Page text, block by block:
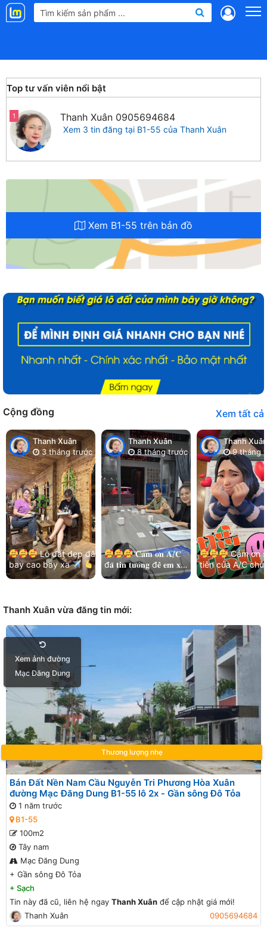
Landmap
Top tư vấn viên nổi bật
1 Thanh Xuân 0905694684
Xem 3 tin đăng tại B1-55 của Thanh Xuân
Xem B1-55 trên bản đồ
Cộng đồng Xem tất cả
Thanh Xuân
3 tháng trước
Lô đất đẹp đã
bay cao bay xa
Cảm ơn chị chủ đất
Thanh Xuân
8 tháng trước
𝐂𝐚̉𝐦 𝐨̛𝐧 𝐀/𝐂
đ𝐚̃ 𝐭𝐢𝐧 𝐭𝐮̛𝐨̛̉𝐧𝐠 đ𝐞̂̉ 𝐞𝐦 𝐱𝐮̛̉
𝐥𝐲́ 𝐡𝐞̂́𝐭 𝐦𝐨̣𝐢 𝐯𝐢𝐞̣̂𝐜!
Thanh Xuân
9 tháng
Cảm ơn
tiên của A/C chủ
và kết nối nhẹ
Thanh Xuân vừa đăng tin mới:
Xem ảnh đường
Mạc Đăng Dung
Thương lượng nhẹ
Bán Đất Nền Nam Cầu Nguyễn Tri Phương Hòa Xuân
đường Mạc Đăng Dung B1-55 lô 2x - Gần sông Đô Tỏa
1 năm trước
B1-55
100m2
Tây nam
Mạc Đăng Dung
+ Gần sông Đô Tỏa
+ Sạch
Tin này đã cũ, liên hệ ngay Thanh Xuân để cập nhật giá mới!
Thanh Xuân
0905694684